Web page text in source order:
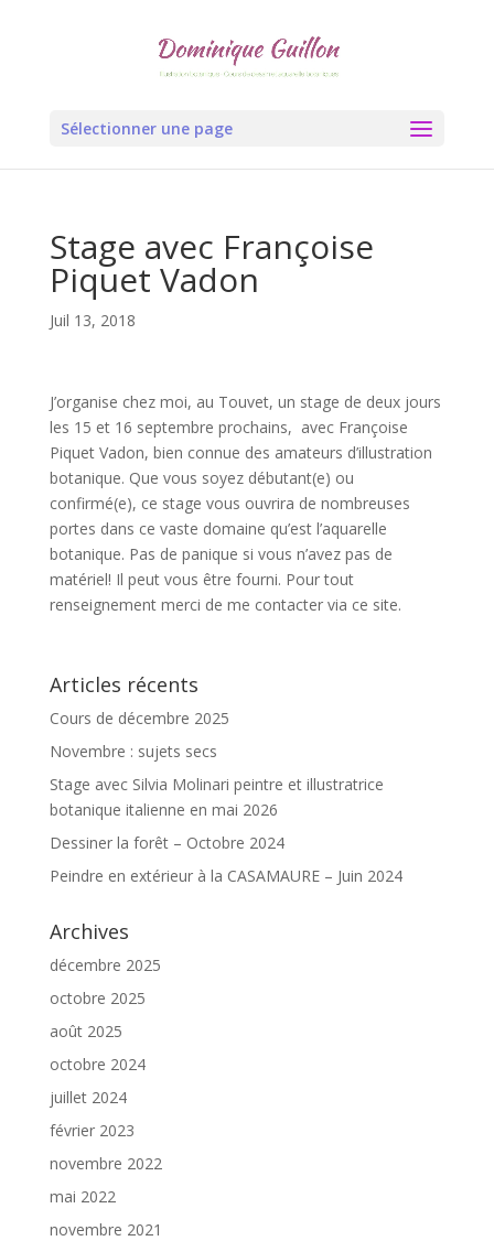
Sélectionner une page
Stage avec Françoise
Piquet Vadon
Juil 13, 2018
J’organise chez moi, au Touvet, un stage de deux jours
les 15 et 16 septembre prochains, avec Françoise
Piquet Vadon, bien connue des amateurs d’illustration
botanique. Que vous soyez débutant(e) ou
confirmé(e), ce stage vous ouvrira de nombreuses
portes dans ce vaste domaine qu’est l’aquarelle
botanique. Pas de panique si vous n’avez pas de
matériel! Il peut vous être fourni. Pour tout
renseignement merci de me contacter via ce site.
Articles récents
Cours de décembre 2025
Novembre : sujets secs
Stage avec Silvia Molinari peintre et illustratrice
botanique italienne en mai 2026
Dessiner la forêt – Octobre 2024
Peindre en extérieur à la CASAMAURE – Juin 2024
Archives
décembre 2025
octobre 2025
août 2025
octobre 2024
juillet 2024
février 2023
novembre 2022
mai 2022
novembre 2021